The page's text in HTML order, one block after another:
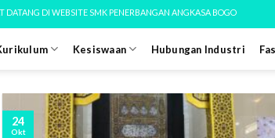
WEBSITE SMK PENERBANGAN ANGKASA BOGOR
Kesiswaan Hubungan Industri
24
Okt